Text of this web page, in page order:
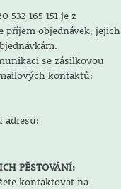
165 151 je z
příjem objednávek, jejich
se zásilkovou
kontaktů:
adresu:
PĚSTOVÁNÍ:
kontaktovat na